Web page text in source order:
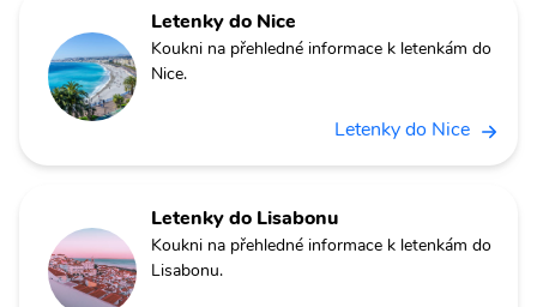
Letenky do Nice
Koukni na přehledné informace k letenkám do
Nice.
Letenky do Nice
Letenky do Lisabonu
Koukni na přehledné informace k letenkám do
Lisabonu.